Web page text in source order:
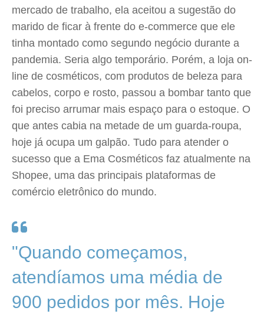
mercado de trabalho, ela aceitou a sugestão do
marido de ficar à frente do e-commerce que ele
tinha montado como segundo negócio durante a
pandemia. Seria algo temporário. Porém, a loja on-
line de cosméticos, com produtos de beleza para
cabelos, corpo e rosto, passou a bombar tanto que
foi preciso arrumar mais espaço para o estoque. O
que antes cabia na metade de um guarda-roupa,
hoje já ocupa um galpão. Tudo para atender o
sucesso que a Ema Cosméticos faz atualmente na
Shopee, uma das principais plataformas de
comércio eletrônico do mundo.
"Quando começamos,
atendíamos uma média de
900 pedidos por mês. Hoje